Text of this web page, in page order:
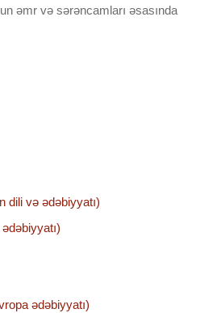
əmr və sərəncamları əsasında
dili və ədəbiyyatı)
ədəbiyyatı)